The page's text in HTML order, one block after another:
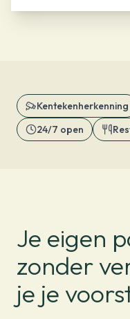
Kentekenherkenning
24/7 open
Je eigen
zonder
je je